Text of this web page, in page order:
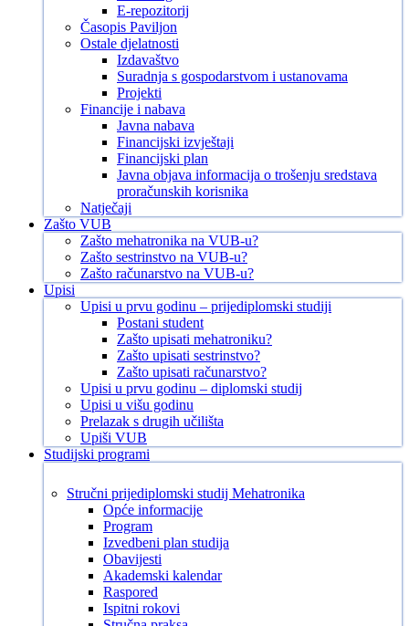
E-repozitorij
Časopis Paviljon
Ostale djelatnosti
Izdavaštvo
Suradnja s gospodarstvom i ustanovama
Projekti
Financije i nabava
Javna nabava
Financijski izvještaji
Financijski plan
Javna objava informacija o trošenju sredstava
proračunskih korisnika
Natječaji
Zašto VUB
Zašto mehatronika na VUB-u?
Zašto sestrinstvo na VUB-u?
Zašto računarstvo na VUB-u?
Upisi
Upisi u prvu godinu – prijediplomski studiji
Postani student
Zašto upisati mehatroniku?
Zašto upisati sestrinstvo?
Zašto upisati računarstvo?
Upisi u prvu godinu – diplomski studij
Upisi u višu godinu
Prelazak s drugih učilišta
Upiši VUB
Studijski programi
Stručni prijediplomski studij Mehatronika
Opće informacije
Program
Izvedbeni plan studija
Obavijesti
Akademski kalendar
Raspored
Ispitni rokovi